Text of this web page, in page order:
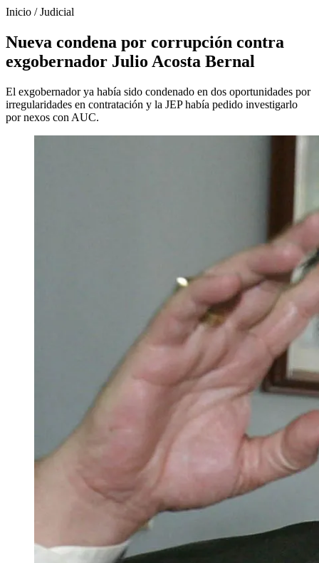
Inicio /Judicial
Nueva condena por corrupción contra
exgobernador Julio Acosta Bernal
El exgobernador ya había sido condenado en dos oportunidades por
irregularidades en contratación y la JEP había pedido investigarlo
por nexos con AUC.